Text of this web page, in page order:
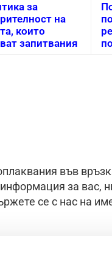
за
на
които
запитвания
във
за вас,
се с нас на